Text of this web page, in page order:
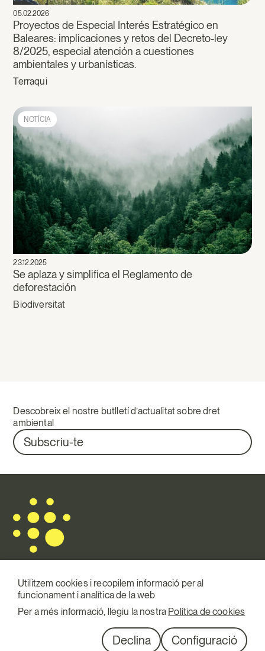
05.02.2026
Proyectos de Especial Interés Estratégico en
Baleares: implicaciones y retos del Decreto-ley
8/2025, especial atención a cuestiones
ambientales y urbanísticas.
Terraqui
NOTÍCIA
23.12.2025
Se aplaza y simplifica el Reglamento de
deforestación
Biodiversitat
Descobreix el nostre butlletí d’actualitat sobre dret
ambiental
Subscriu-te
Mail.
info@terraqui.com
Telf.
+34 934 146 307
Utilitzem cookies i recopilem informació per al
funcionament i analítica de la web
Per a més informació, llegiu la nostra Política de cookies
Declina Configuració